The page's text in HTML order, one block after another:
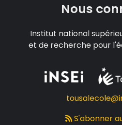
Nous
Institut national
et de recherche pour
S'abonner